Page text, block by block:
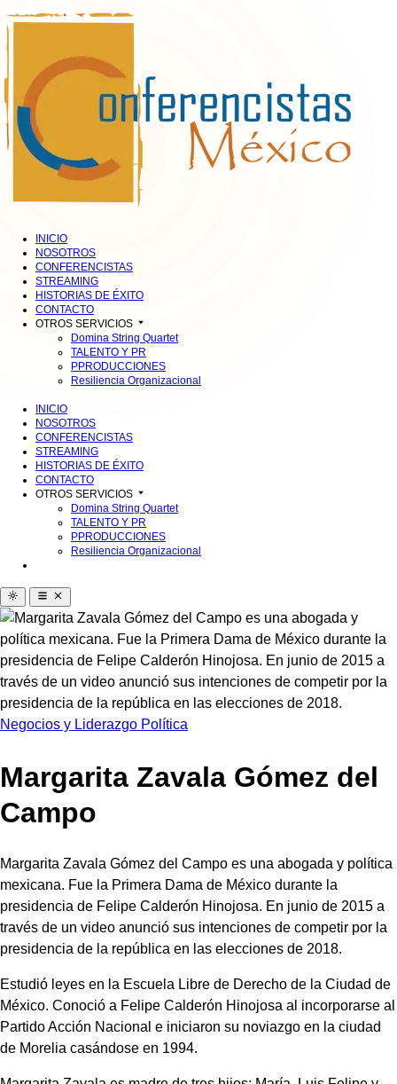
INICIO
NOSOTROS
CONFERENCISTAS
STREAMING
HISTORIAS DE ÉXITO
CONTACTO
OTROS SERVICIOS
Domina String Quartet
TALENTO Y PR
PPRODUCCIONES
Resiliencia Organizacional
INICIO
NOSOTROS
CONFERENCISTAS
STREAMING
HISTORIAS DE ÉXITO
CONTACTO
OTROS SERVICIOS
Domina String Quartet
TALENTO Y PR
PPRODUCCIONES
Resiliencia Organizacional
Negocios y Liderazgo Política
Margarita Zavala Gómez del
Campo
Margarita Zavala Gómez del Campo es una abogada y política
mexicana. Fue la Primera Dama de México durante la
presidencia de Felipe Calderón Hinojosa. En junio de 2015 a
través de un video anunció sus intenciones de competir por la
presidencia de la república en las elecciones de 2018.
Estudió leyes en la Escuela Libre de Derecho de la Ciudad de
México. Conoció a Felipe Calderón Hinojosa al incorporarse al
Partido Acción Nacional e iniciaron su noviazgo en la ciudad
de Morelia casándose en 1994.